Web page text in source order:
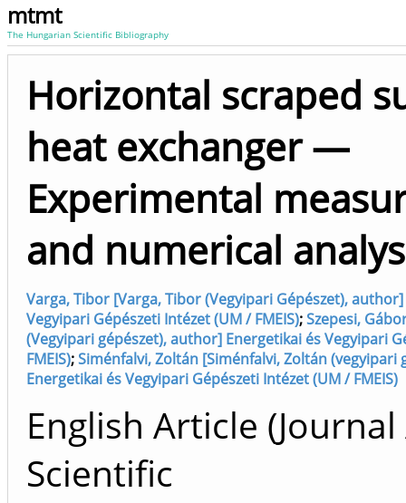
mtmt
The Hungarian Scientific Bibliography
Horizontal scraped
heat exchanger —
Experimental
and numerical
Varga, Tibor [Varga, Tibor (Vegyipari Gépészet),
Vegyipari Gépészeti Intézet (UM / FMEIS);Szepesi,
(Vegyipari gépészet), author] Energetikai és Vegyipari
FMEIS);Siménfalvi, Zoltán [Siménfalvi, Zoltán (vegyipari
Energetikai és Vegyipari Gépészeti Intézet (UM / FMEIS)
English Article
Scientific